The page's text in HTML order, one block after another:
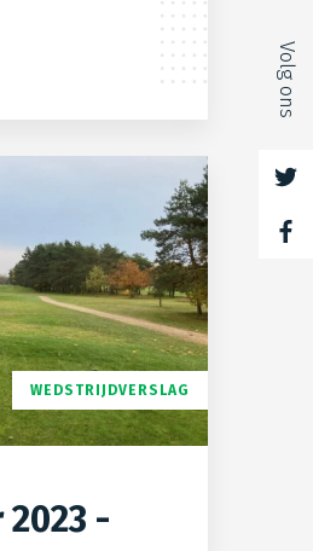
Volg ons
WEDSTRIJDVERSLAG
-